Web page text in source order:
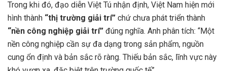
Trong khi đó, đạo diễn Việt Tú nhận định, Việt Nam hiện mới
hình thành “thị trường giải trí” chứ chưa phát triển thành
“nền công nghiệp giải trí” đúng nghĩa. Anh phân tích: “Một
nền công nghiệp cần sự đa dạng trong sản phẩm, nguồn
cung ổn định và bản sắc rõ ràng. Thiếu bản sắc, lĩnh vực này